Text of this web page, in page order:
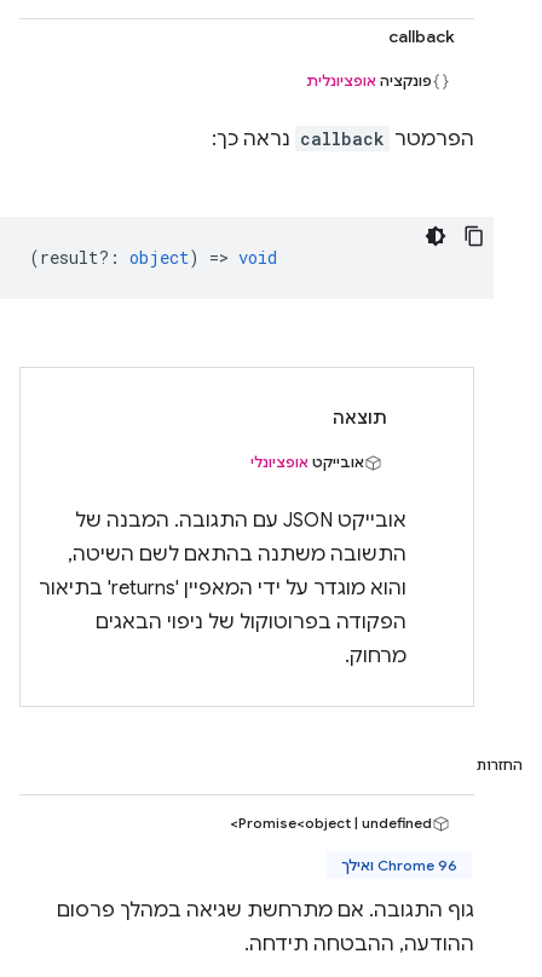
callback
פונקציה אופציונלית
הפרמטר callback נראה כך:
(result? : object) => void
תוצאה
אובייקט אופציונלי
אובייקט JSON עם התגובה. המבנה של
התשובה משתנה בהתאם לשם השיטה,
והוא מוגדר על ידי המאפיין 'returns' בתיאור
הפקודה בפרוטוקול של ניפוי הבאגים
מרחוק.
החזרות
Promise<object | undefined>
Chrome 96 ואילך
גוף התגובה. אם מתרחשת שגיאה במהלך פרסום
ההודעה, ההבטחה תידחה.